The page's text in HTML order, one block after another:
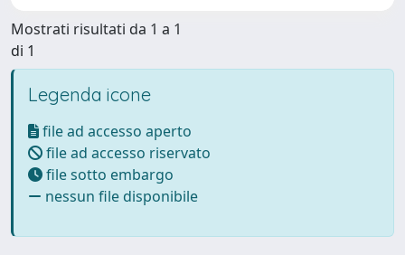
Mostrati risultati da 1 a 1
di 1
Legenda icone
file ad accesso aperto
file ad accesso riservato
file sotto embargo
nessun file disponibile